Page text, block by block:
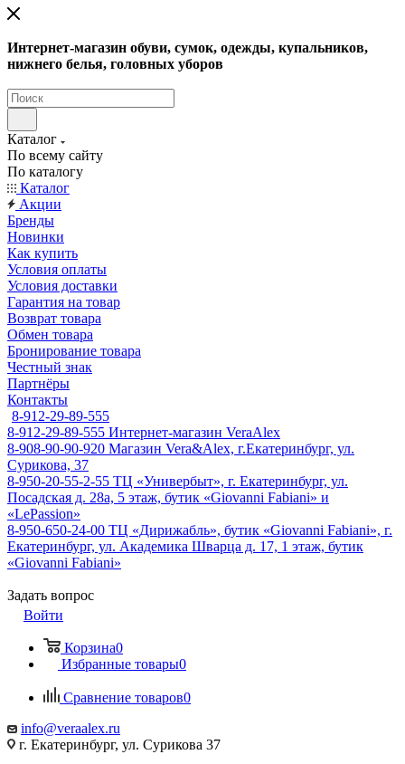
Интернет-магазин обуви, сумок, одежды, купальников,
нижнего белья, головных уборов
Каталог
По всему сайту
По каталогу
Каталог
Акции
Бренды
Новинки
Как купить
Условия оплаты
Условия доставки
Гарантия на товар
Возврат товара
Обмен товара
Бронирование товара
Честный знак
Партнёры
Контакты
8-912-29-89-555
8-912-29-89-555 Интернет-магазин VeraAlex
8-908-90-90-920 Магазин Vera&Alex, г.Екатеринбург, ул.
Сурикова, 37
8-950-20-55-2-55 ТЦ «Универбыт», г. Екатеринбург, ул.
Посадская д. 28а, 5 этаж, бутик «Giovanni Fabiani» и
«LePassion»
8-950-650-24-00 ТЦ «Дирижабль», бутик «Giovanni Fabiani», г.
Екатеринбург, ул. Академика Шварца д. 17, 1 этаж, бутик
«Giovanni Fabiani»
Задать вопрос
Войти
Корзина0
Избранные товары0
Сравнение товаров0
info@veraalex.ru
г. Екатеринбург, ул. Сурикова 37